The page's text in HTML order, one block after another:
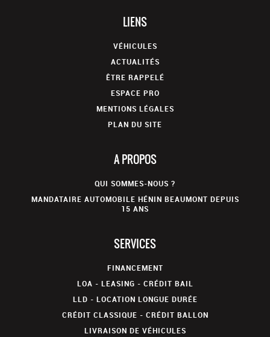
LIENS
VÉHICULES
ACTUALITÉS
ÊTRE RAPPELÉ
ESPACE PRO
MENTIONS LÉGALES
PLAN DU SITE
A PROPOS
QUI SOMMES-NOUS ?
MANDATAIRE AUTOMOBILE HÉNIN BEAUMONT DEPUIS
15 ANS
SERVICES
FINANCEMENT
LOA - LEASING - CRÉDIT BAIL
LLD - LOCATION LONGUE DURÉE
CRÉDIT CLASSIQUE - CRÉDIT BALLON
LIVRAISON DE VÉHICULES